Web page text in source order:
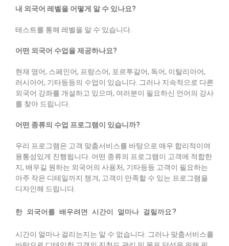
내 외국어 레벨을 어떻게 알 수 있나요?
테스트를 통해 레벨을 알 수 있습니다.
어떤 외국어 수업을 제공하나요?
현재 영어, 스페인어, 프랑스어, 포르투갈어, 독어, 이탈리아어,
러시아어, 기타등등의 수업이 있습니다. 그러나 지속적으로 다른
외국어 강좌를 개설하고 있으며, 여러분이 필요하신 언어의 강사
를 찾아 드립니다.
어떤 종류의 수업 프로그램이 있습니까?
우리 프로그램은 고객 맞춤서비스를 바탕으로 매우 합리적이며
융통성있게 진행됩니다. 어떤 종류의 프로그램이 고객에 적합한
지, 배우길 원하는 외국어의 사용처, 기타등등 고객이 필요하는
아주 작은 디테일까지 챙겨, 고객이 만족할 수 있는 프로그램을
디자인해 드립니다.
한 외국어를 배우려면 시간이 얼마나 걸릴까요?
시간이 얼마나 걸리는지는 알 수 없습니다. 그러나 맞춤서비스를